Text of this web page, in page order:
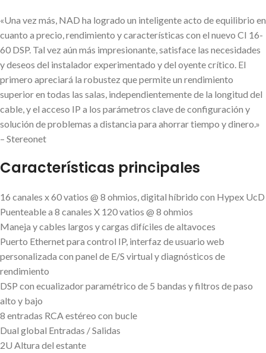
«Una vez más, NAD ha logrado un inteligente acto de equilibrio en
cuanto a precio, rendimiento y características con el nuevo CI 16-
60 DSP. Tal vez aún más impresionante, satisface las necesidades
y deseos del instalador experimentado y del oyente crítico. El
primero apreciará la robustez que permite un rendimiento
superior en todas las salas, independientemente de la longitud del
cable, y el acceso IP a los parámetros clave de configuración y
solución de problemas a distancia para ahorrar tiempo y dinero.»
– Stereonet
Características principales
16 canales x 60 vatios @ 8 ohmios, digital híbrido con Hypex UcD
Puenteable a 8 canales X 120 vatios @ 8 ohmios
Maneja y cables largos y cargas difíciles de altavoces
Puerto Ethernet para control IP, interfaz de usuario web
personalizada con panel de E/S virtual y diagnósticos de
rendimiento
DSP con ecualizador paramétrico de 5 bandas y filtros de paso
alto y bajo
8 entradas RCA estéreo con bucle
Dual global Entradas / Salidas
2U Altura del estante